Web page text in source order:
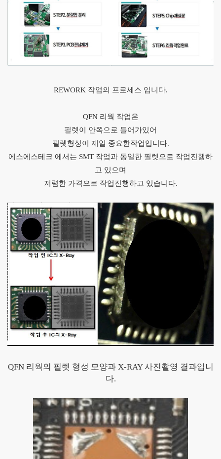
REWORK 작업의 프로세스 입니다.
QFN 리웍 작업은
필렛이 안쪽으로 들어가있어
필렛형성이 제일 중요한작업입니다.
에스에스테크 에서는 SMT 작업과 동일한 필렛으로 작업진행하
고 있으며
저렴한 가격으로 작업진행하고 있습니다.
QFN 리웍의 필렛 형성 모양과 X-RAY 사진촬영 결과입니
다.